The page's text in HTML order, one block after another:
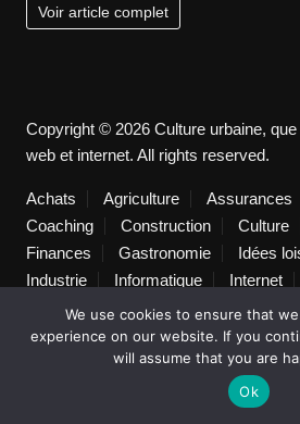
Voir article complet
Copyright © 2026 Culture urbaine,
web et internet. All rights reserved.
Achats Agriculture Assurances
Coaching
Construction Culture
Finances
Gastronomie Idées
Industrie
Informatique Internet
Lifestyle
Logistique Loisirs
Mode
Non classé Pratique
Sorties Technologie
We use cookies to ensure that
experience on our website. If you
will assume that you are
Ok